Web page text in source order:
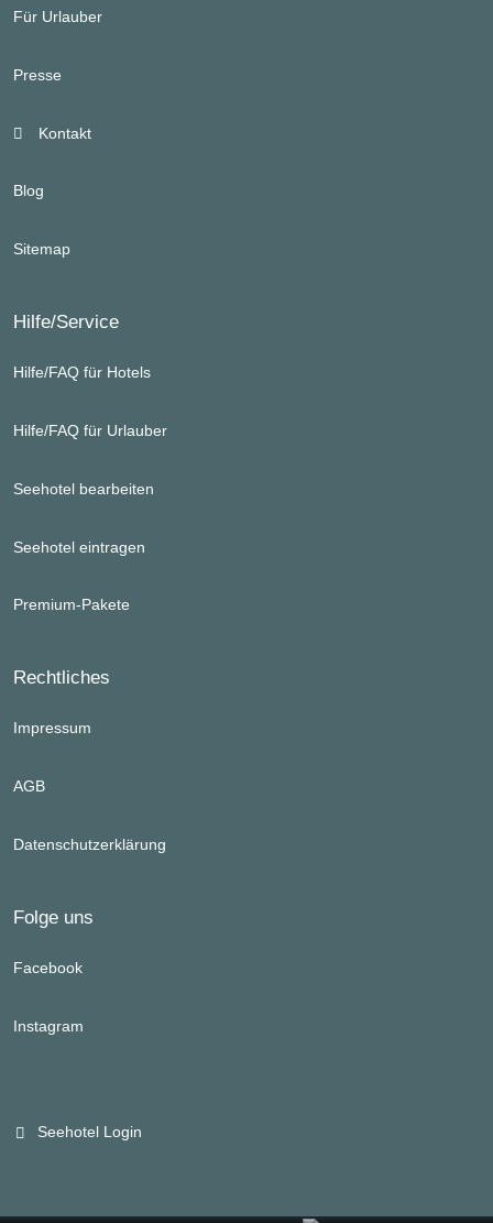
Für Urlauber
Presse
Kontakt
Blog
Sitemap
Hilfe/Service
Hilfe/FAQ für Hotels
Hilfe/FAQ für Urlauber
Seehotel bearbeiten
Seehotel eintragen
Premium-Pakete
Rechtliches
Impressum
AGB
Datenschutzerklärung
Folge uns
Facebook
Instagram
Seehotel Login